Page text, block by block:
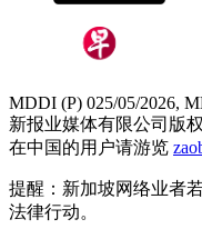
MDDI (P) 025/05/2026,
新报业媒体有限公司版
在中国的用户请游览
提醒：新加坡网络业者
法律行动。